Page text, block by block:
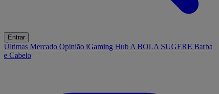
Entrar
Últimas Mercado Opinião iGaming Hub A BOLA SUGERE Barba
e Cabelo